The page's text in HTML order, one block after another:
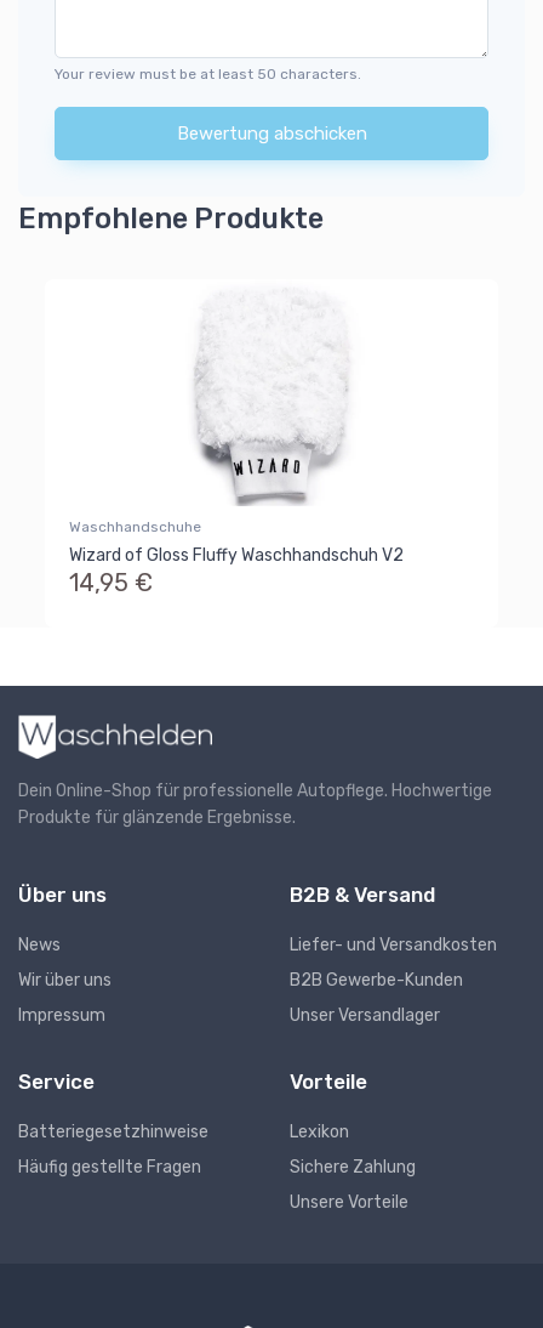
Your review must be at least 50 characters.
Bewertung abschicken
Empfohlene Produkte
Waschhandschuhe
Wizard of Gloss Fluffy Waschhandschuh V2
14,95 €
Dein Online-Shop für professionelle Autopflege. Hochwertige
Produkte für glänzende Ergebnisse.
Über uns
News
Wir über uns
Impressum
B2B & Versand
Liefer- und Versandkosten
B2B Gewerbe-Kunden
Unser Versandlager
Service
Batteriegesetzhinweise
Häufig gestellte Fragen
Vorteile
Lexikon
Sichere Zahlung
Unsere Vorteile